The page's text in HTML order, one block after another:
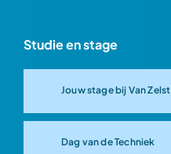
Studie en stage
Jouw stage bij Van Zelst
Dag van de Techniek